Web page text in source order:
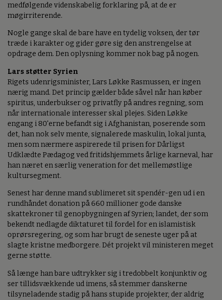
medfølgende videnskabelig forklaring på, at de er
møgirriterende.
Nogle gange skal de bare have en tydelig voksen, der tør
træde i karakter og gider gøre sig den anstrengelse at
opdrage dem. Den oplysning kommer nok bag på nogen.
Lars støtter Syrien
Rigets udenrigsminister, Lars Løkke Rasmussen, er ingen
nærig mand. Det princip gælder både såvel når han køber
spiritus, underbukser og privatfly på andres regning, som
når internationale interesser skal plejes. Siden Løkke
engang i 80'erne befandt sig i Afghanistan, poserende som
det, han nok selv mente, signalerede maskulin, lokal junta,
men som nærmere aspirerede til prisen for Dårligst
Udklædte Pædagog ved fritidshjemmets årlige karneval, har
han næret en særlig veneration for det mellemøstlige
kultursegment.
Senest har denne mand sublimeret sit spendér-gen ud i en
rundhåndet donation på 660 millioner gode danske
skattekroner til genopbygningen af Syrien; landet, der som
bekendt nedlagde diktaturet til fordel for en islamistisk
oprørsregering, og som har brugt de seneste uger på at
slagte kristne medborgere. Dét projekt vil ministeren meget
gerne støtte.
Så længe han bare udtrykker sig i tredobbelt konjunktiv og
ser tillidsvækkende ud imens, så stemmer danskerne
tilsyneladende stadig på hans stupide projekter, der aldrig